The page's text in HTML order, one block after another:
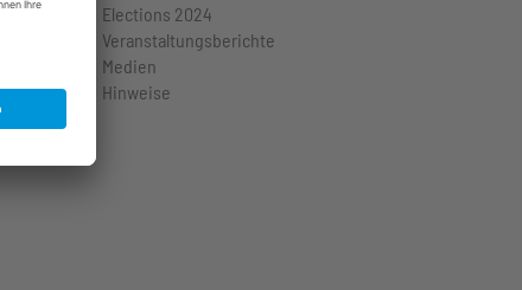
Elections 2024
Veranstaltungsberichte
Medien
Hinweise